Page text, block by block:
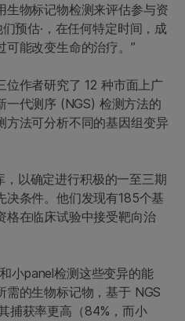
生物标记物检测来评估参与资
预估·，在任何特定时间，成
能改变生命的治疗。”
位作者研究了 12 种市面上广
一代测序 (NGS) 检测方法的
方法可分析不同的基因组变异
以确定进行积极的一至三期
决条件。他们发现有185个基
格在临床试验中接受靶向治
小panel检测这些变异的能
需的生物标记物，基于 NGS
捕获率更高（84%，而小